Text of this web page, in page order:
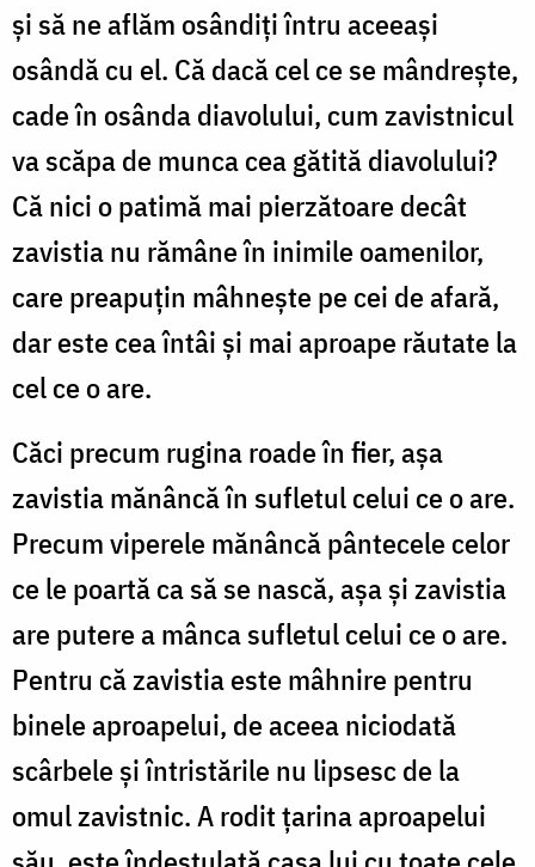
și să ne aflăm osândiți întru aceeași
osândă cu el. Că dacă cel ce se mândrește,
cade în osânda diavolului, cum zavistnicul
va scăpa de munca cea gătită diavolului?
Că nici o patimă mai pierzătoare decât
zavistia nu rămâne în inimile oamenilor,
care preapuțin mâhnește pe cei de afară,
dar este cea întâi și mai aproape răutate la
cel ce o are.
Căci precum rugina roade în fier, așa
zavistia mănâncă în sufletul celui ce o are.
Precum viperele mănâncă pântecele celor
ce le poartă ca să se nască, așa și zavistia
are putere a mânca sufletul celui ce o are.
Pentru că zavistia este mâhnire pentru
binele aproapelui, de aceea niciodată
scârbele și întristările nu lipsesc de la
omul zavistnic. A rodit țarina aproapelui